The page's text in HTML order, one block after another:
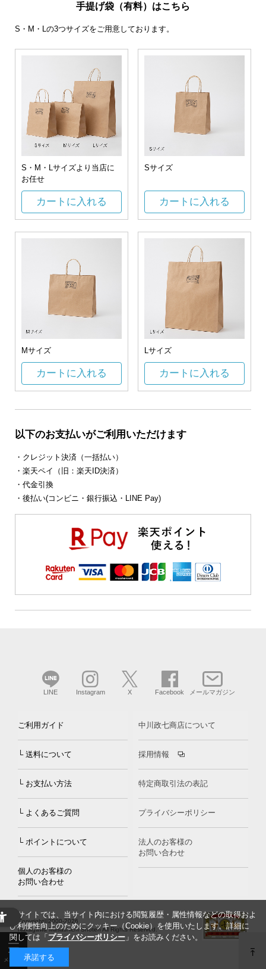
手提げ袋（有料）はこちら
S・M・Lの3つサイズをご用意しております。
S・M・Lサイズより当店に
お任せ
カートに入れる
Sサイズ
カートに入れる
Mサイズ
カートに入れる
Lサイズ
カートに入れる
以下のお支払いがご利用いただけます
・クレジット決済（一括払い）
・楽天ペイ（旧：楽天ID決済）
・代金引換
・後払い(コンビニ・銀行振込・LINE Pay)
LINE Instagram X Facebook メールマガジン
ご利用ガイド
└ 送料について
└ お支払い方法
└ よくあるご質問
└ ポイントについて
個人のお客様の
お問い合わせ
中川政七商店について
採用情報
特定商取引法の表記
プライバシーポリシー
法人のお客様の
お問い合わせ
Copyright©2000-2026
Nakagawa Masashichi Shoten All Rights Reserved.
当サイトでは、当サイト内における閲覧履歴・属性情報などの取得およ
び利便性向上のためにクッキー（Cookie）を使用いたします。詳細に
関しては「 プライバシーポリシー」をお読みください。
承諾する